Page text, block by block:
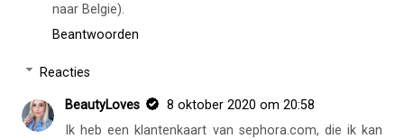
naar Belgie).
Beantwoorden
Reacties
BeautyLoves
8 oktober 2020 om 20:58
Ik heb een klantenkaart van sephora.com, die ik kan